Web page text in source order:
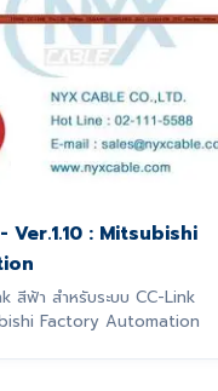
Ver.1.10 : Mitsubishi
สีฟ้า สำหรับระบบ CC-Link
Factory Automation